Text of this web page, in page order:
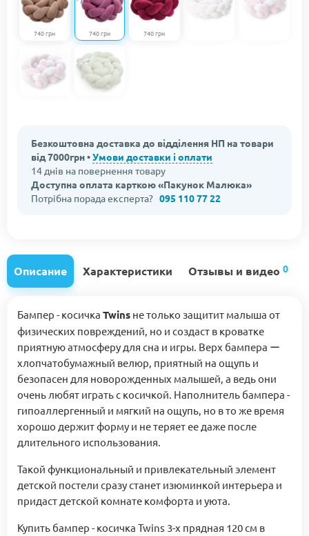
740 грн 740 грн 740 грн
Безкоштовна доставка до відділення НП на товари
від 7000грн •Умови доставки і оплати
14 днів на повернення товару
Доступна оплата карткою «Пакунок Малюка»
Потрібна порада експерта? 095 110 77 22
Описание Характеристики Отзывы и видео 0
Бампер - косичка Twins не только защитит малыша от
физических повреждений, но и создаст в кроватке
приятную атмосферу для сна и игры. Верх бампера ー
хлопчатобумажный велюр, приятный на ощупь и
безопасен для новорожденных малышей, а ведь они
очень любят играть с косичкой. Наполнитель бампера -
гипоаллергенный и мягкий на ощупь, но в то же время
хорошо держит форму и не теряет ее даже после
длительного использования.
Такой функциональный и привлекательный элемент
детской постели сразу станет изюминкой интерьера и
придаст детской комнате комфорта и уюта.
Купить бампер - косичка Twins 3-х прядная 120 см в